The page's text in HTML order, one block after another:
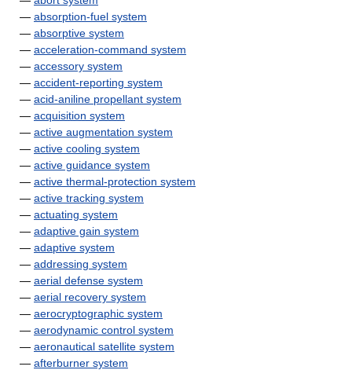
— absorption-fuel system
— absorptive system
— acceleration-command system
— accessory system
— accident-reporting system
— acid-aniline propellant system
— acquisition system
— active augmentation system
— active cooling system
— active guidance system
— active thermal-protection system
— active tracking system
— actuating system
— adaptive gain system
— adaptive system
— addressing system
— aerial defense system
— aerial recovery system
— aerocryptographic system
— aerodynamic control system
— aeronautical satellite system
— afterburner system